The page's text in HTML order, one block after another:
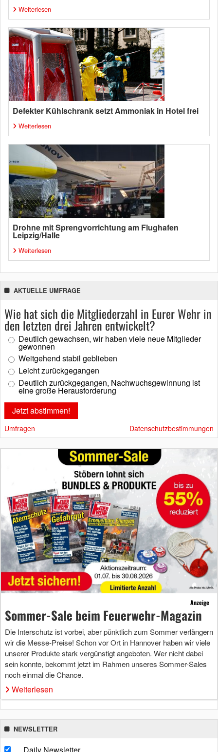
Weiterlesen
Defekter Kühlschrank setzt Ammoniak in Hotel frei
Weiterlesen
Drohne mit Sprengvorrichtung am Flughafen
Leipzig/Halle
Weiterlesen
AKTUELLE UMFRAGE
Wie hat sich die Mitgliederzahl in Eurer Wehr in
den letzten drei Jahren entwickelt?
Deutlich gewachsen, wir haben viele neue Mitglieder
gewonnen
Weitgehend stabil geblieben
Leicht zurückgegangen
Deutlich zurückgegangen, Nachwuchsgewinnung ist
eine große Herausforderung
Umfragen Datenschutzbestimmungen
Anzeige
Sommer-Sale beim Feuerwehr-Magazin
Die Interschutz ist vorbei, aber pünktlich zum Sommer verlängern
wir die Messe-Preise! Schon vor Ort in Hannover haben wir viele
unserer Produkte stark vergünstigt angeboten. Wer nicht dabei
sein konnte, bekommt jetzt im Rahmen unseres Sommer-Sales
noch einmal die Chance.
Weiterlesen
NEWSLETTER
Daily Newsletter